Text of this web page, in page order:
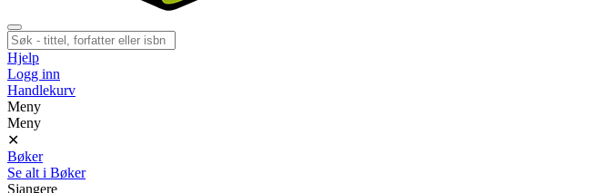
Hjelp
Logg inn
Handlekurv
Meny
Meny
✕
Bøker
Se alt i Bøker
Sjangere